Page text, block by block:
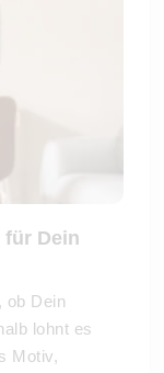
für Dein
ob Dein
lohnt es
Motiv,